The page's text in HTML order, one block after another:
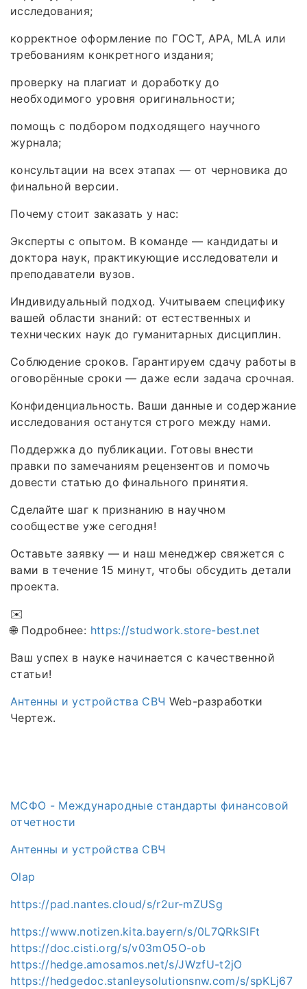
исследования;
корректное оформление по ГОСТ, APA, MLA или
требованиям конкретного издания;
проверку на плагиат и доработку до
необходимого уровня оригинальности;
помощь с подбором подходящего научного
журнала;
консультации на всех этапах — от черновика до
финальной версии.
Почему стоит заказать у нас:
Эксперты с опытом. В команде — кандидаты и
доктора наук, практикующие исследователи и
преподаватели вузов.
Индивидуальный подход. Учитываем специфику
вашей области знаний: от естественных и
технических наук до гуманитарных дисциплин.
Соблюдение сроков. Гарантируем сдачу работы в
оговорённые сроки — даже если задача срочная.
Конфиденциальность. Ваши данные и содержание
исследования останутся строго между нами.
Поддержка до публикации. Готовы внести
правки по замечаниям рецензентов и помочь
довести статью до финального принятия.
Сделайте шаг к признанию в научном
сообществе уже сегодня!
Оставьте заявку — и наш менеджер свяжется с
вами в течение 15 минут, чтобы обсудить детали
проекта.
✉️
🌐 Подробнее: https://studwork.store-best.net
Ваш успех в науке начинается с качественной
статьи!
Антенны и устройства СВЧ Web-разработки
Чертеж.
МСФО - Международные стандарты финансовой
отчетности
Антенны и устройства СВЧ
Olap
https://pad.nantes.cloud/s/r2ur-mZUSg
https://www.notizen.kita.bayern/s/0L7QRkSIFt
https://doc.cisti.org/s/v03mO5O-ob
https://hedge.amosamos.net/s/JWzfU-t2jO
https://hedgedoc.stanleysolutionsnw.com/s/spKLj67